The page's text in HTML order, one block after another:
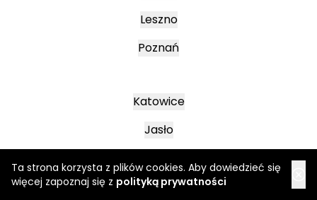
Ta strona korzysta z plików cookies. Aby dowiedzieć się
więcej zapoznaj się z polityką prywatności
Leszno
Poznań
Katowice
Jasło